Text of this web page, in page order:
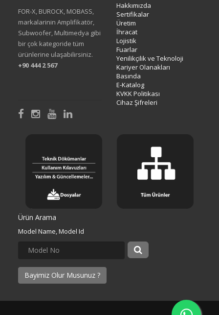
FOR-X, BUROCK, MOBASS,
markalarinin Amplifikatör,
Subwoofer, Multimedya gibi
bir çok kategoride tüm
ürünlerine ulaşabilirsiniz.
+90 444 2 567
Hakkımızda
Sertifikalar
Üretim
İhracat
Lojistik
Fuarlar
Yenilikçilik ve Teknoloji
Kariyer Olanakları
Basında
E-Katalog
KVKK Politikası
Cihaz Şifreleri
Ürün Arama
Model Name, Model Id
Bayimiz Olur Musunuz ?